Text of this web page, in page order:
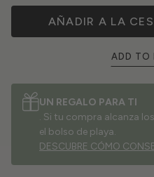
AÑADIR A LA
ADD TO
UN REGALO PARA TI
. Si tu compra alcanza
el bolso de playa.
DESCUBRE CÓMO